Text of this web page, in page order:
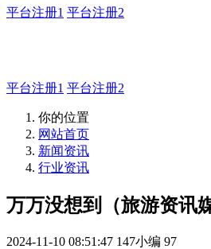
平台注册1 平台注册2
平台注册1 平台注册2
你的位置
网站首页
新闻资讯
行业资讯
万万没想到（旅游资讯
2024-11-10 08:51:47 147小编 97